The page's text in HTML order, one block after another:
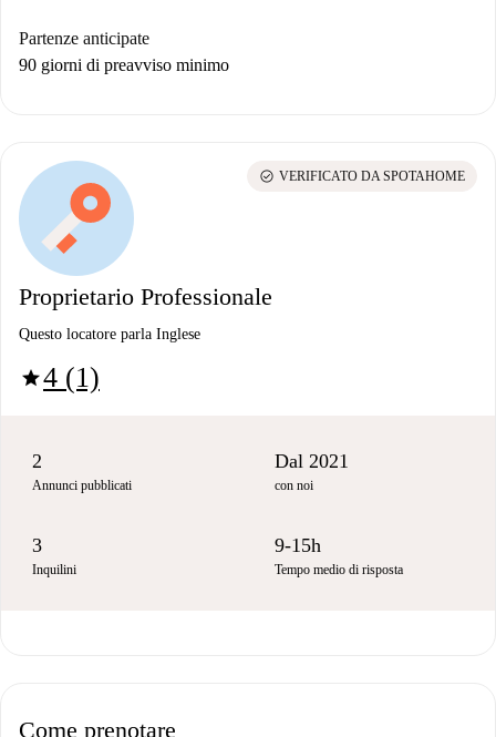
Partenze anticipate
90 giorni di preavviso minimo
Proprietario Professionale
Questo locatore parla Inglese
star4 (1)
check_circle VERIFICATO DA SPOTAHOME
2
Annunci pubblicati
Dal 2021
con noi
3
Inquilini
9-15h
Tempo medio di risposta
Come prenotare